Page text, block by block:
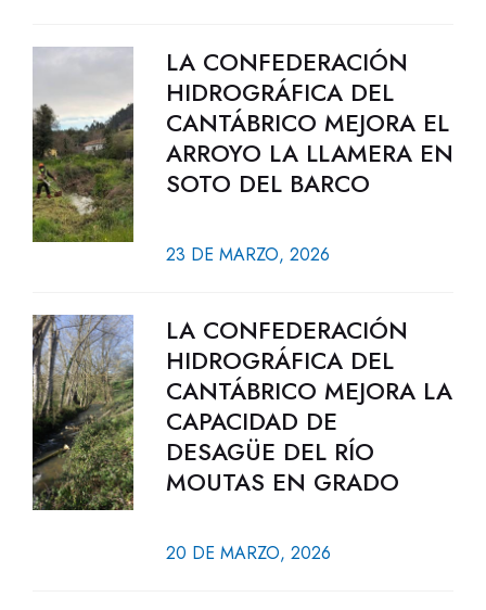
LA CONFEDERACIÓN
HIDROGRÁFICA DEL
CANTÁBRICO MEJORA EL
ARROYO LA LLAMERA EN
SOTO DEL BARCO
23 DE MARZO, 2026
LA CONFEDERACIÓN
HIDROGRÁFICA DEL
CANTÁBRICO MEJORA LA
CAPACIDAD DE
DESAGÜE DEL RÍO
MOUTAS EN GRADO
20 DE MARZO, 2026